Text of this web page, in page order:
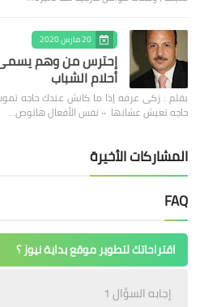
20 مارس 2020
أحلام الشباب
حاجه تعيش عشانها ٠٠ نفس الأفعال هاتوص…
المشاركات الأخيرة
FAQ
اقتراحاتك لتطوير موقع بداية نيوز ؟
إجابه السؤال 1